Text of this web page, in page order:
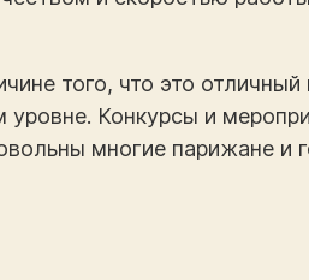
того, что это отличный
Конкурсы и
многие парижане и